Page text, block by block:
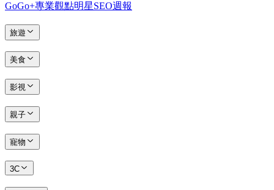
GoGo+專業觀點明星SEO週報
旅遊
美食
影視
親子
寵物
3C